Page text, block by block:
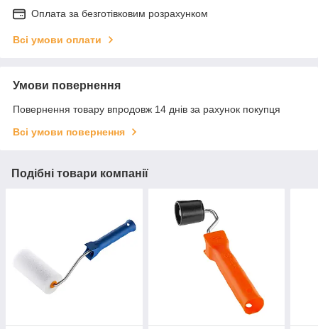
Оплата за безготівковим розрахунком
Всі умови оплати
Умови повернення
Повернення товару впродовж 14 днів за рахунок покупця
Всі умови повернення
Подібні товари компанії